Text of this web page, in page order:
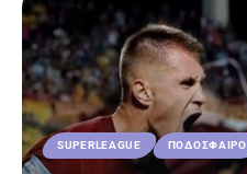
SUPERLEAGUE ΠΟΔΟΣΦΑΙΡΟ